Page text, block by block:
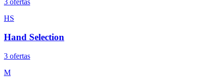
3 ofertas
HS
Hand Selection
3 ofertas
M